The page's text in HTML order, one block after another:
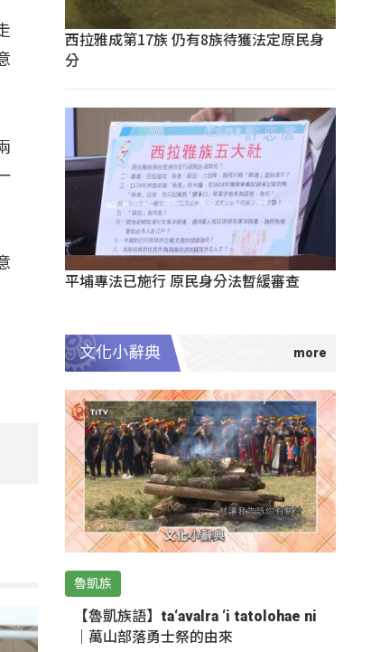
西拉雅成第17族 仍有8族待獲法定原民身
分
平埔專法已施行 原民身分法暫緩審查
文化小辭典
魯凱族
【魯凱族語】ta‘avalra ‘i tatolohae ni
｜萬山部落勇士祭的由來